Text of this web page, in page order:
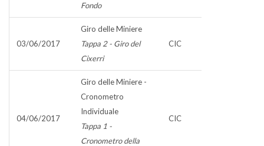
Fondo
03/06/2017
Giro delle Miniere
Tappa 2 - Giro del
Cixerri
CIC
04/06/2017
Giro delle Miniere -
Cronometro
Individuale
Tappa 1 -
Cronometro della
CIC